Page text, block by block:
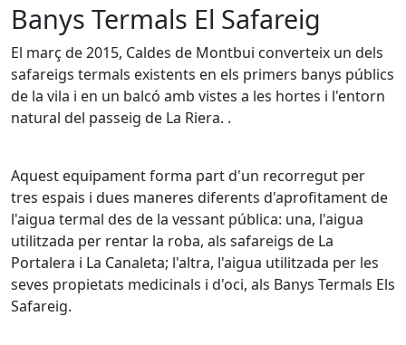
Banys Termals El Safareig
El març de 2015, Caldes de Montbui converteix un dels
safareigs termals existents en els primers banys públics
de la vila i en un balcó amb vistes a les hortes i l'entorn
natural del passeig de La Riera. .
Aquest equipament forma part d'un recorregut per
tres espais i dues maneres diferents d'aprofitament de
l'aigua termal des de la vessant pública: una, l'aigua
utilitzada per rentar la roba, als safareigs de La
Portalera i La Canaleta; l'altra, l'aigua utilitzada per les
seves propietats medicinals i d'oci, als Banys Termals Els
Safareig.